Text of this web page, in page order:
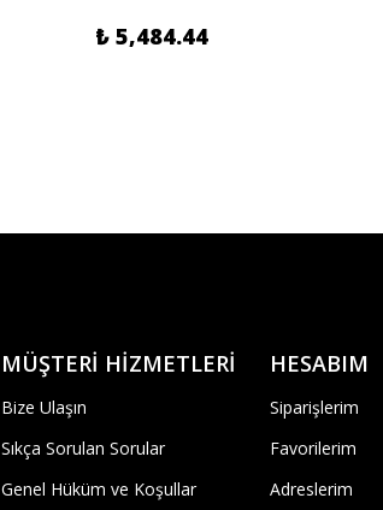
₺ 5,484.44
MÜŞTERİ HİZMETLERİ
Bize Ulaşın
Sıkça Sorulan Sorular
Genel Hüküm ve Koşullar
HESABIM
Siparişlerim
Favorilerim
Adreslerim